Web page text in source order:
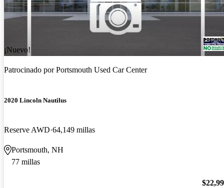
¡Nuevo!
Patrocinado porPortsmouth Used Car Center
2020 Lincoln Nautilus
Reserve AWD 64,149 millas
Portsmouth, NH
77 millas